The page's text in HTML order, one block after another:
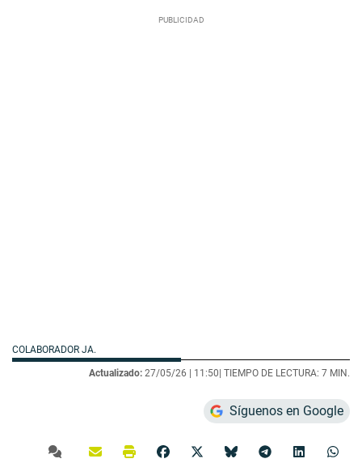
COLABORADOR JA.
Actualizado: 27/05/26 | 11:50| TIEMPO DE LECTURA: 7 MIN.
Síguenos en Google